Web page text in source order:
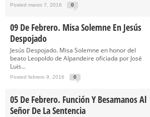
Posted marzo 7, 2016 0
09 De Febrero. Misa Solemne En Jesús
Despojado
Jesús Despojado. Misa Solemne en honor del
beato Leopoldo de Alpandeire oficiada por José
Luis...
Posted febrero 9, 2016 0
05 De Febrero. Función Y Besamanos Al
Señor De La Sentencia